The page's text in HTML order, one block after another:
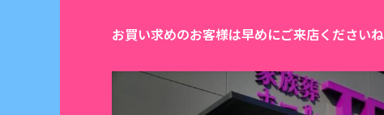
お買い求めのお客様は早めにご来店くださいね